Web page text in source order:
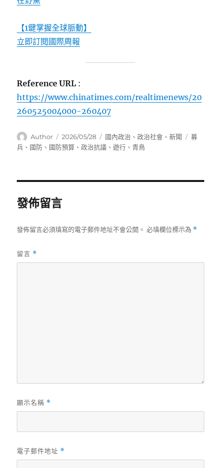
【1鍵掌握全球脈動】
立即訂閱國際周報
Reference URL :
https://www.chinatimes.com/realtimenews/20
260525004000-260407
作
者
Author
發
佈
2026/05/28
分
類
國內政治 、政治社會 、新聞
標
募
兵 、 國防 、 國防預算 、政治抗議 、遊行 、青鳥
發佈留言
發佈留言必須填寫的電子郵件地址不會公開。 必填欄位標示為 *
留言 *
顯示名稱 *
電子郵件地址 *